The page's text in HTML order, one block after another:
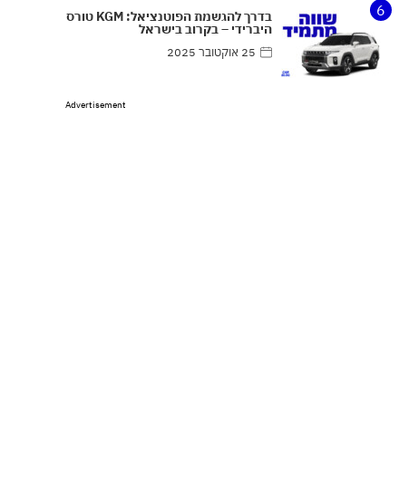
6 בדרך להגשמת הפוטנציאל: KGM טורס
היברידי – בקרוב בישראל
25 אוקטובר 2025
Advertisement